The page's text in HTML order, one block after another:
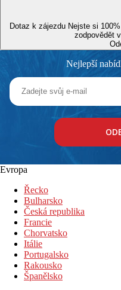
Lehátka a slunečníky na
Hotel přímo u pláže
Plážová dovolená
Lehátka a slunečníky u
Bar u bazénu
Fotogalerie
Dotaz k zájezdu Nejste si
zodpovědět
Nejlepší
Evropa
Řecko
Bulharsko
Česká republika
Francie
Chorvatsko
Itálie
Portugalsko
Rakousko
Španělsko